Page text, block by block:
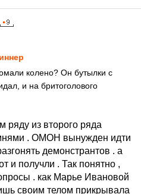
колено? Он бутылки с
и на бритоголового
ряду из второго ряда
. ОМОН вынужден идти
демонстрантов . а
и получли . Так понятно ,
. как Марье Ивановой
своим телом прикрывала